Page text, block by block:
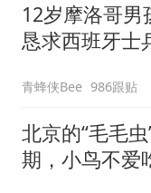
12岁摩洛哥男
恳求西班牙士
青蜂侠Bee 986跟贴
北京的“毛毛
期，小鸟不爱